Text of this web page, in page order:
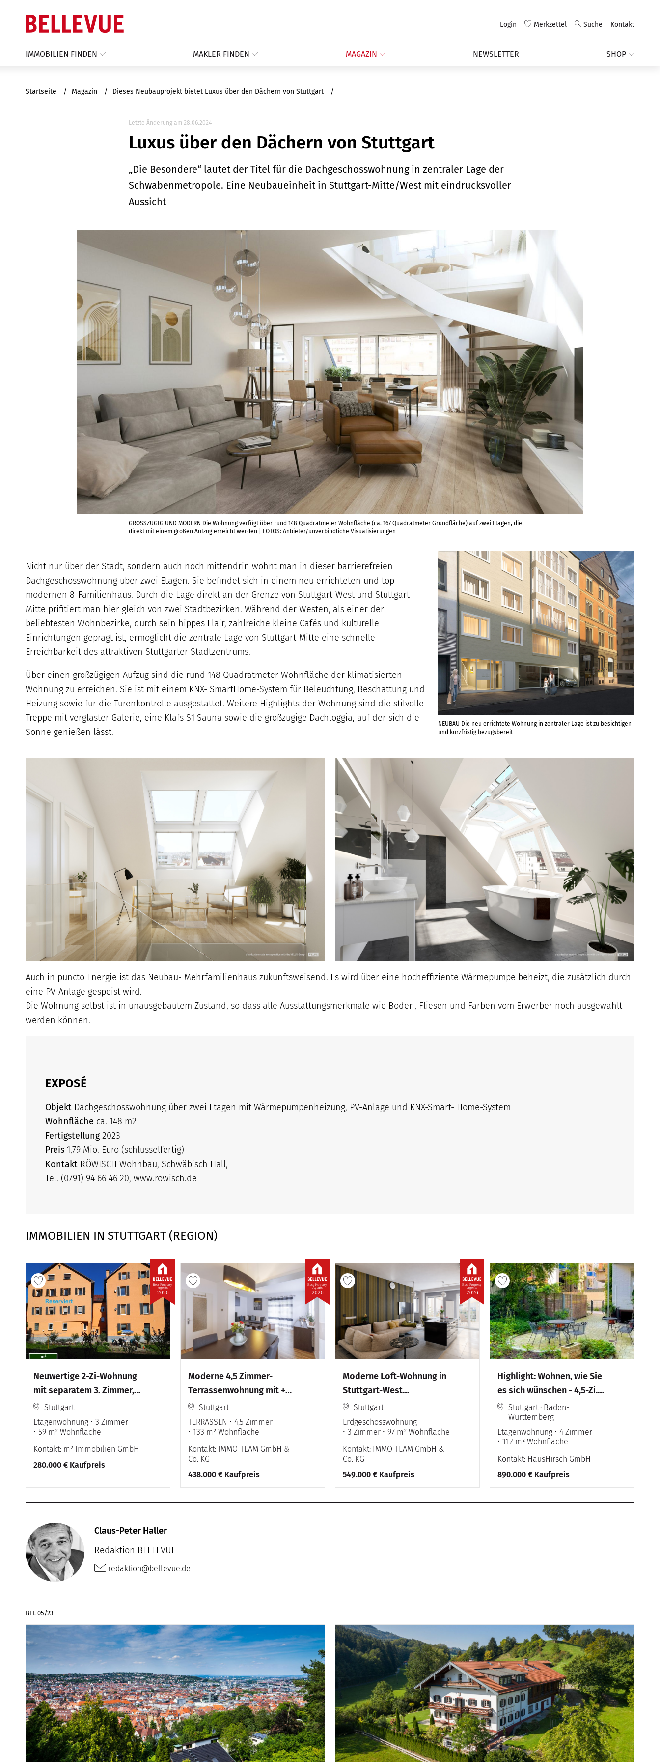
Login Merkzettel Suche Kontakt
IMMOBILIEN FINDEN MAKLER FINDEN MAGAZIN NEWSLETTER SHOP
Startseite Magazin Dieses Neubauprojekt bietet Luxus über den Dächern von Stuttgart
Letzte Änderung am 28.06.2024
Luxus über den Dächern von Stuttgart
„Die Besondere“ lautet der Titel für die Dachgeschosswohnung in zentraler Lage der
Schwabenmetropole. Eine Neubaueinheit in Stuttgart-Mitte/West mit eindrucksvoller
Aussicht
GROSSZÜGIG UND MODERN Die Wohnung verfügt über rund 148 Quadratmeter Wohnfläche (ca. 167 Quadratmeter Grundfläche) auf zwei Etagen, die
direkt mit einem großen Aufzug erreicht werden | FOTOS: Anbieter/unverbindliche Visualisierungen
Nicht nur über der Stadt, sondern auch noch mittendrin wohnt man in dieser barrierefreien
Dachgeschosswohnung über zwei Etagen. Sie befindet sich in einem neu errichteten und top-
modernen 8-Familienhaus. Durch die Lage direkt an der Grenze von Stuttgart-West und Stuttgart-
Mitte prifitiert man hier gleich von zwei Stadtbezirken. Während der Westen, als einer der
beliebtesten Wohnbezirke, durch sein hippes Flair, zahlreiche kleine Cafés und kulturelle
Einrichtungen geprägt ist, ermöglicht die zentrale Lage von Stuttgart-Mitte eine schnelle
Erreichbarkeit des attraktiven Stuttgarter Stadtzentrums.
Über einen großzügigen Aufzug sind die rund 148 Quadratmeter Wohnfläche der klimatisierten
Wohnung zu erreichen. Sie ist mit einem KNX- SmartHome-System für Beleuchtung, Beschattung und
Heizung sowie für die Türenkontrolle ausgestattet. Weitere Highlights der Wohnung sind die stilvolle
Treppe mit verglaster Galerie, eine Klafs S1 Sauna sowie die großzügige Dachloggia, auf der sich die
Sonne genießen lässt.
NEUBAU Die neu errichtete Wohnung in zentraler Lage ist zu besichtigen
und kurzfristig bezugsbereit
Auch in puncto Energie ist das Neubau- Mehrfamilienhaus zukunftsweisend. Es wird über eine hocheffiziente Wärmepumpe beheizt, die zusätzlich durch
eine PV-Anlage gespeist wird.
Die Wohnung selbst ist in unausgebautem Zustand, so dass alle Ausstattungsmerkmale wie Boden, Fliesen und Farben vom Erwerber noch ausgewählt
werden können.
EXPOSÉ
Objekt Dachgeschosswohnung über zwei Etagen mit Wärmepumpenheizung, PV-Anlage und KNX-Smart- Home-System
Wohnfläche ca. 148 m2
Fertigstellung2023
Preis 1,79 Mio. Euro (schlüsselfertig)
Kontakt RÖWISCH Wohnbau, Schwäbisch Hall,
Tel. (0791) 94 66 46 20, www.röwisch.de
IMMOBILIEN IN STUTTGART (REGION)
Neuwertige 2-Zi-Wohnung
mit separatem 3. Zimmer,
Gemeinschaftsgarten,
Grillplatz und
Sonnenterrassen
Stuttgart
Etagenwohnung
3 Zimmer
59 m² Wohnfläche
Kontakt: m² Immobilien GmbH
280.000 € Kaufpreis
2026
Best Property
Agents
Moderne 4,5 Zimmer-
Terrassenwohnung mit ++
großem Hobbyraum++
Stuttgart
TERRASSEN
4,5 Zimmer
133 m² Wohnfläche
Kontakt: IMMO-TEAM GmbH &
Co. KG
438.000 € Kaufpreis
2026
Best Property
Agents
Moderne Loft-Wohnung in
Stuttgart-West
**Terrasse**Stellplatz**ho
he Decken**
Stuttgart
Erdgeschosswohnung
3 Zimmer
97 m² Wohnfläche
Kontakt: IMMO-TEAM GmbH &
Co. KG
549.000 € Kaufpreis
2026
Best Property
Agents
Highlight: Wohnen, wie Sie
es sich wünschen - 4,5-Zi.-
Wohnung mit Kamin,
Balkon & Stil in Top-Lage
Stuttgart · Baden-
Württemberg
Etagenwohnung
4 Zimmer
112 m² Wohnfläche
Kontakt: HausHirsch GmbH
890.000 € Kaufpreis
Claus-Peter Haller
Redaktion BELLEVUE
redaktion@bellevue.de
BEL 05/23